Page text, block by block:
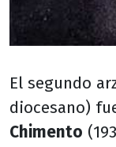
El segundo
diocesano)
Chimento